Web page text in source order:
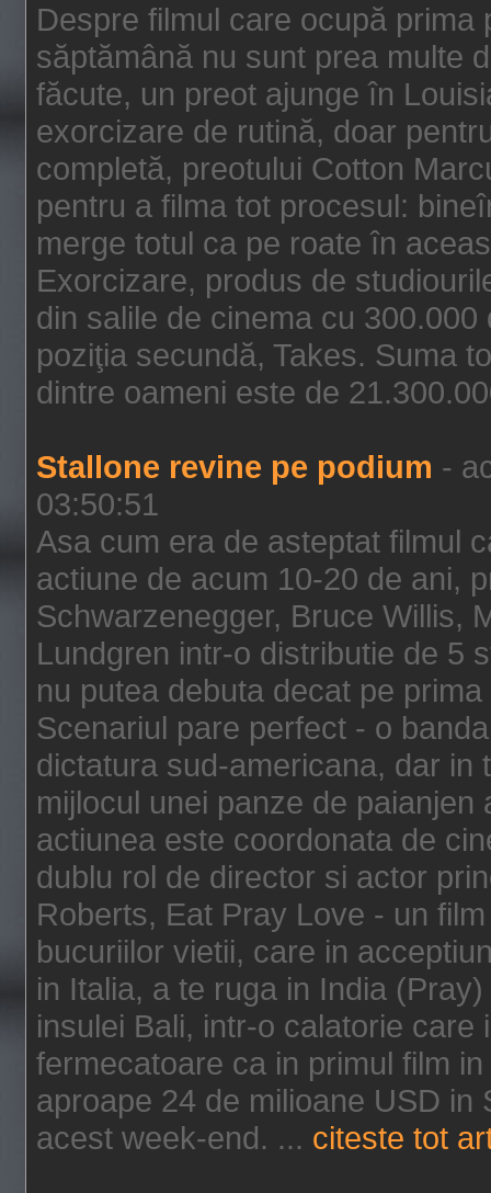
Despre filmul care ocupă
săptămână nu sunt prea multe
făcute, un preot ajunge în
exorcizare de rutină, doar
completă, preotului Cotton
pentru a filma tot procesul:
merge totul ca pe roate în
Exorcizare, produs de
din salile de cinema cu
poziţia secundă, Takes. Suma
dintre oameni este de
Stallone revine pe podium -
03:50:51
Asa cum era de asteptat filmul
actiune de acum 10-20 de ani,
Schwarzenegger, Bruce Willis,
Lundgren intr-o distributie de 5
nu putea debuta decat pe
Scenariul pare perfect - o
dictatura sud-americana, dar in
mijlocul unei panze de
actiunea este coordonata de
dublu rol de director si actor
Roberts, Eat Pray Love - un
bucuriilor vietii, care in
in Italia, a te ruga in India
insulei Bali, intr-o calatorie
fermecatoare ca in primul film
aproape 24 de milioane USD in
acest week-end. ... citeste tot